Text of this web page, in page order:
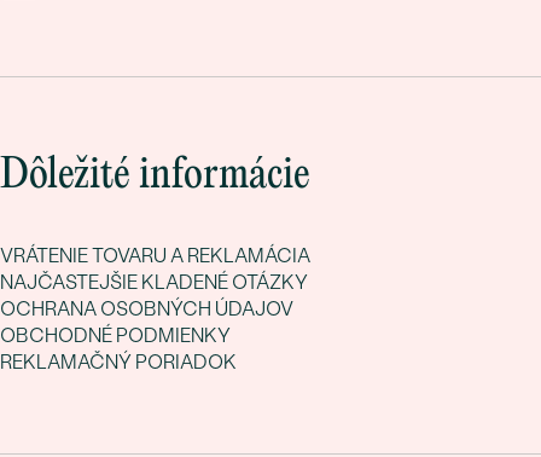
Dôležité informácie
VRÁTENIE TOVARU A REKLAMÁCIA
NAJČASTEJŠIE KLADENÉ OTÁZKY
OCHRANA OSOBNÝCH ÚDAJOV
OBCHODNÉ PODMIENKY
REKLAMAČNÝ PORIADOK